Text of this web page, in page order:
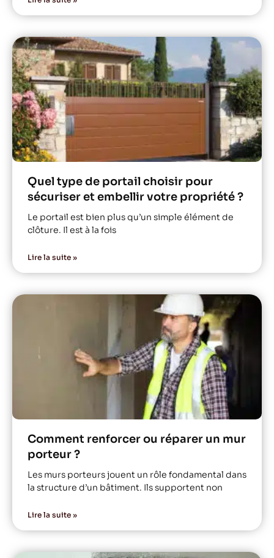
Quel type de portail choisir pour
sécuriser et embellir votre propriété ?
Le portail est bien plus qu’un simple élément de
clôture. Il est à la fois
Lire la suite »
Comment renforcer ou réparer un mur
porteur ?
Les murs porteurs jouent un rôle fondamental dans
la structure d’un bâtiment. Ils supportent non
Lire la suite »